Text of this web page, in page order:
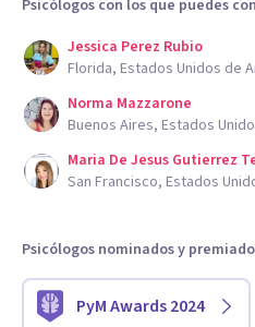
Psicólogos con los que puedes
Jessica Perez Rubio
Florida, Estados Unidos de
Norma Mazzarone
Buenos Aires, Estados
Maria De Jesus Gutierrez
San Francisco, Estados
Psicólogos nominados y
PyM Awards 2024